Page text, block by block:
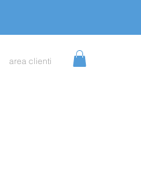
area clienti